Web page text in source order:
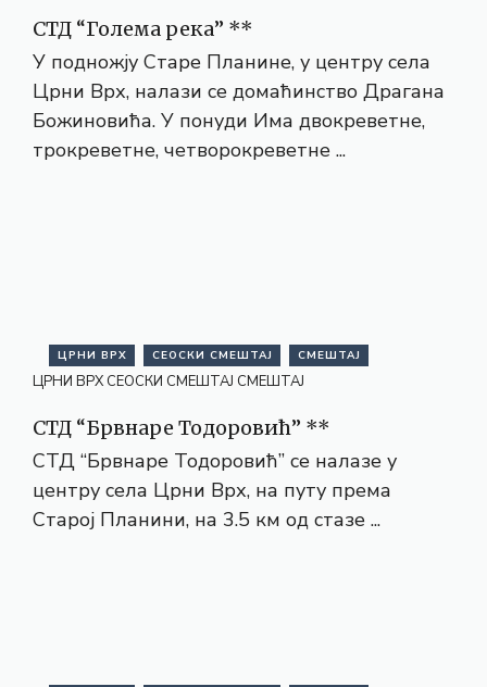
СТД “Голема река” **
У подножју Старе Планине, у центру села
Црни Врх, налази се домаћинство Драгана
Божиновића. У понуди Има двокреветне,
трокреветне, четворокреветне ...
ЦРНИ ВРХ СЕОСКИ СМЕШТАЈ СМЕШТАЈ
ЦРНИ ВРХ СЕОСКИ СМЕШТАЈ СМЕШТАЈ
СТД “Брвнаре Тодоровић” **
СТД “Брвнаре Тодоровић” се налазе у
центру села Црни Врх, на путу према
Старој Планини, на 3.5 км од стазе ...